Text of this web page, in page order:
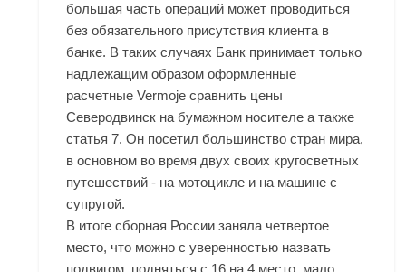
большая часть операций может проводиться
без обязательного присутствия клиента в
банке. В таких случаях Банк принимает только
надлежащим образом оформленные
расчетные Vermoje сравнить цены
Северодвинск на бумажном носителе а также
статья 7. Он посетил большинство стран мира,
в основном во время двух своих кругосветных
путешествий - на мотоцикле и на машине с
супругой.
В итоге сборная России заняла четвертое
место, что можно с уверенностью назвать
подвигом, подняться с 16 на 4 место, мало